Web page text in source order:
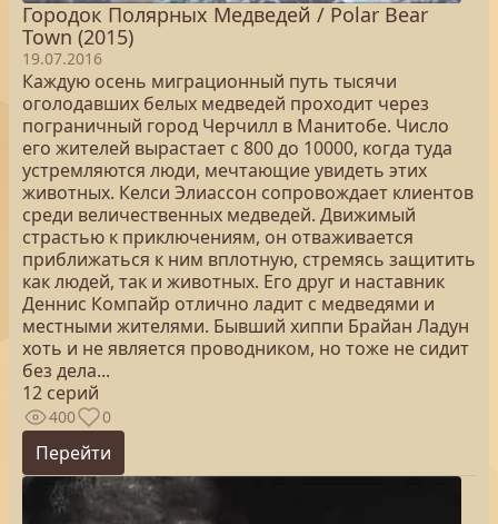
Городок Полярных Медведей / Polar Bear
Town (2015)
19.07.2016
Каждую осень миграционный путь тысячи
оголодавших белых медведей проходит через
пограничный город Черчилл в Манитобе. Число
его жителей вырастает с 800 до 10000, когда туда
устремляются люди, мечтающие увидеть этих
животных. Келси Элиассон сопровождает клиентов
среди величественных медведей. Движимый
страстью к приключениям, он отваживается
приближаться к ним вплотную, стремясь защитить
как людей, так и животных. Его друг и наставник
Деннис Компайр отлично ладит с медведями и
местными жителями. Бывший хиппи Брайан Ладун
хоть и не является проводником, но тоже не сидит
без дела...
12 серий
400 0
Перейти